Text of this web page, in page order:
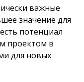
важные
значение для
потенциал
проектом в
для новых